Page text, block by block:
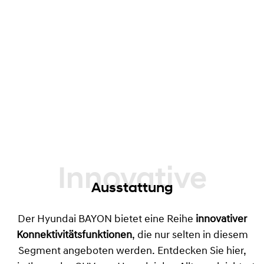
Innovative
Ausstattung
Der Hyundai BAYON bietet eine Reihe innovativer
Konnektivitätsfunktionen, die nur selten in diesem
Segment angeboten werden. Entdecken Sie hier,